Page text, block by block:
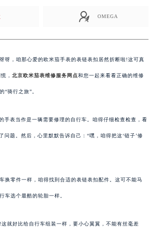
OMEGA
呀，咱那心爱的欧米茄手表的表链表扣居然折断啦!这可真
， 北京欧米茄表维修服务网点和您一起来看看正确的维修
“骑行之旅”。
表当作是一辆需要修理的自行车。咱得仔细检查检查，看
问题。然后，心里默默告诉自己：“嘿，咱得把这‘链子’修
零件一样，咱得找到合适的表链表扣配件。这可不能马
车选个最酷的轮胎一样。
好比给自行车组装一样，要小心翼翼，不能有丝毫差